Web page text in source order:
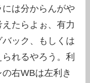
は分からんがや
たらよぉ、有力
ック、もしくは
れるやろう。利
右WBは左利き